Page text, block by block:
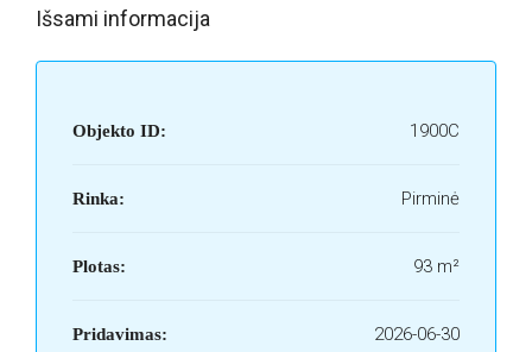
Išsami informacija
Objekto ID: 1900C
Rinka: Pirminė
Plotas: 93 m²
Pridavimas: 2026-06-30